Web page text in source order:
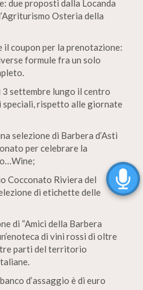
due proposti dalla Locanda
Osteria della
il coupon per la prenotazione:
formule fra un solo
3 settembre lungo il centro
rispetto alle giornate
selezione di Barbera d’Asti
per celebrare la
Cocconato Riviera del
di etichette delle
di “Amici della Barbera
di vini rossi di oltre
parti del territorio
d’assaggio è di euro